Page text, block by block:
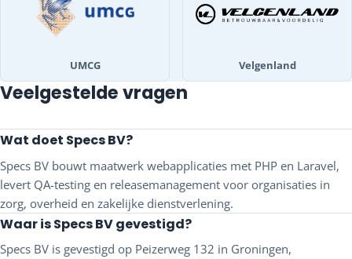
UMCG Velgenland
Veelgestelde vragen
Wat doet Specs BV?
Specs BV bouwt maatwerk webapplicaties met PHP en Laravel,
levert QA-testing en releasemanagement voor organisaties in
zorg, overheid en zakelijke dienstverlening.
Waar is Specs BV gevestigd?
Specs BV is gevestigd op Peizerweg 132 in Groningen,